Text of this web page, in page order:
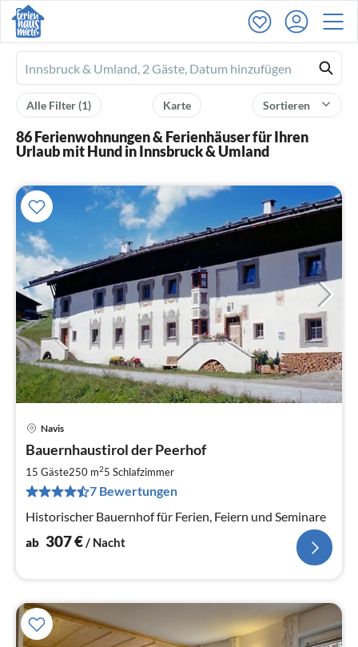
Ferienhausmiete
logo
Sortieren
Karte
Alle Filter(1)
86 Ferienwohnungen & Ferienhäuser für Ihren
Urlaub mit Hund in Innsbruck & Umland
Navis
Bauernhaustirol der Peerhof
15 Gäste250 m25 Schlafzimmer
7 Bewertungen
Historischer Bauernhof für Ferien, Feiern und Seminare
ab 307€/ Nacht